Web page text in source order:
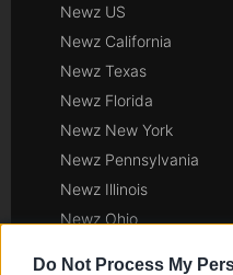
Do Not Process My
Newz US
Newz California
Newz Texas
Newz Florida
Newz New York
Newz Pennsylvania
Newz Illinois
Newz Ohio